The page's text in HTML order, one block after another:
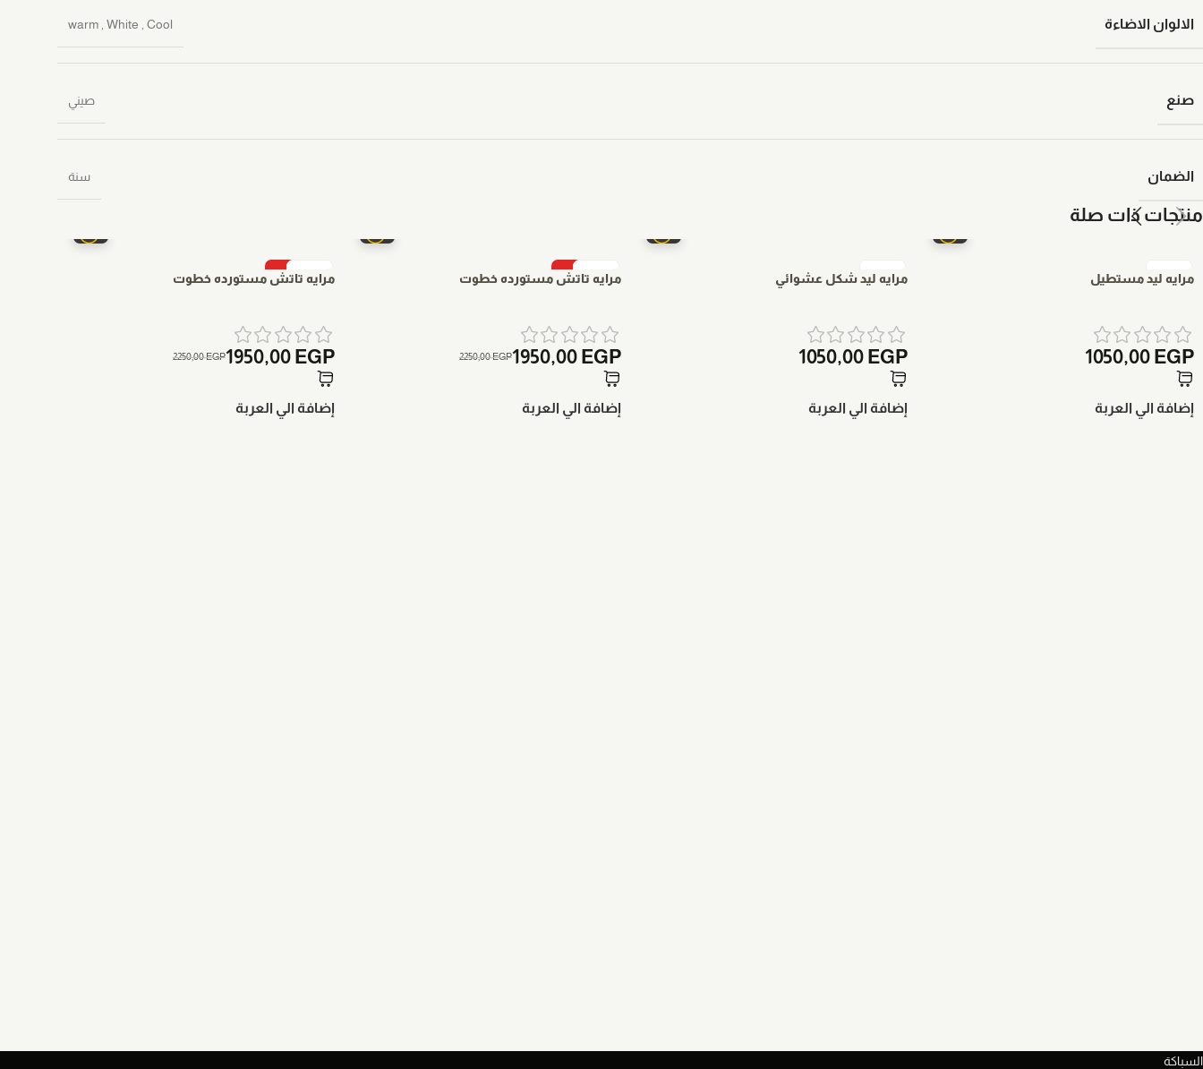
الالوان الاضاءة warm , White , Cool
صنع صيني
الضمان سنة
منتجات ذات صلة
مرايه ليد مستطيل
1050,00 EGP
إضافة الي العربة
مرايه ليد شكل عشوائي
1050,00 EGP
إضافة الي العربة
-13%
مرايه تاتش مستورده خطوت
2250,00EGP1950,00 EGP
إضافة الي العربة
-13%
مرايه تاتش مستورده خطوت
2250,00EGP1950,00 EGP
إضافة الي العربة
السباكة